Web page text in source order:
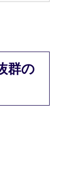
群の